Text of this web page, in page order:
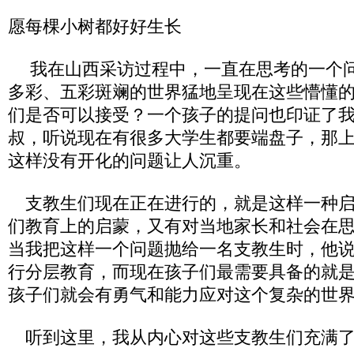
愿每棵小树都好好生长
我在山西采访过程中，一直在思考的一个
多彩、五彩斑斓的世界猛地呈现在这些懵懂
们是否可以接受？一个孩子的提问也印证了
叔，听说现在有很多大学生都要端盘子，那
这样没有开化的问题让人沉重。
支教生们现在正在进行的，就是这样一种
们教育上的启蒙，又有对当地家长和社会在
当我把这样一个问题抛给一名支教生时，他
行分层教育，而现在孩子们最需要具备的就
孩子们就会有勇气和能力应对这个复杂的世
听到这里，我从内心对这些支教生们充满